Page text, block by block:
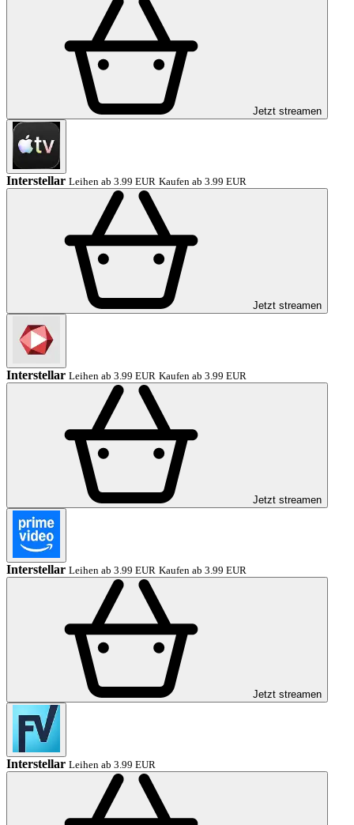
Jetzt streamen
Interstellar Leihen ab 3.99 EUR Kaufen ab 3.99 EUR
Jetzt streamen
Interstellar Leihen ab 3.99 EUR Kaufen ab 3.99 EUR
Jetzt streamen
Interstellar Leihen ab 3.99 EUR Kaufen ab 3.99 EUR
Jetzt streamen
Interstellar Leihen ab 3.99 EUR